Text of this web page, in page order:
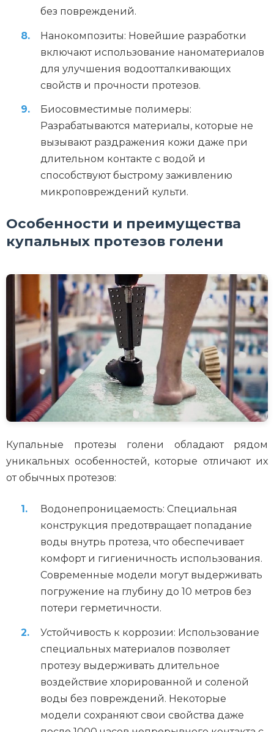
без повреждений.
Нанокомпозиты: Новейшие разработки
включают использование наноматериалов
для улучшения водоотталкивающих
свойств и прочности протезов.
Биосовместимые полимеры:
Разрабатываются материалы, которые не
вызывают раздражения кожи даже при
длительном контакте с водой и
способствуют быстрому заживлению
микроповреждений культи.
Особенности и преимущества
купальных протезов голени
Купальные протезы голени обладают рядом
уникальных особенностей, которые отличают их
от обычных протезов:
Водонепроницаемость: Специальная
конструкция предотвращает попадание
воды внутрь протеза, что обеспечивает
комфорт и гигиеничность использования.
Современные модели могут выдерживать
погружение на глубину до 10 метров без
потери герметичности.
Устойчивость к коррозии: Использование
специальных материалов позволяет
протезу выдерживать длительное
воздействие хлорированной и соленой
воды без повреждений. Некоторые
модели сохраняют свои свойства даже